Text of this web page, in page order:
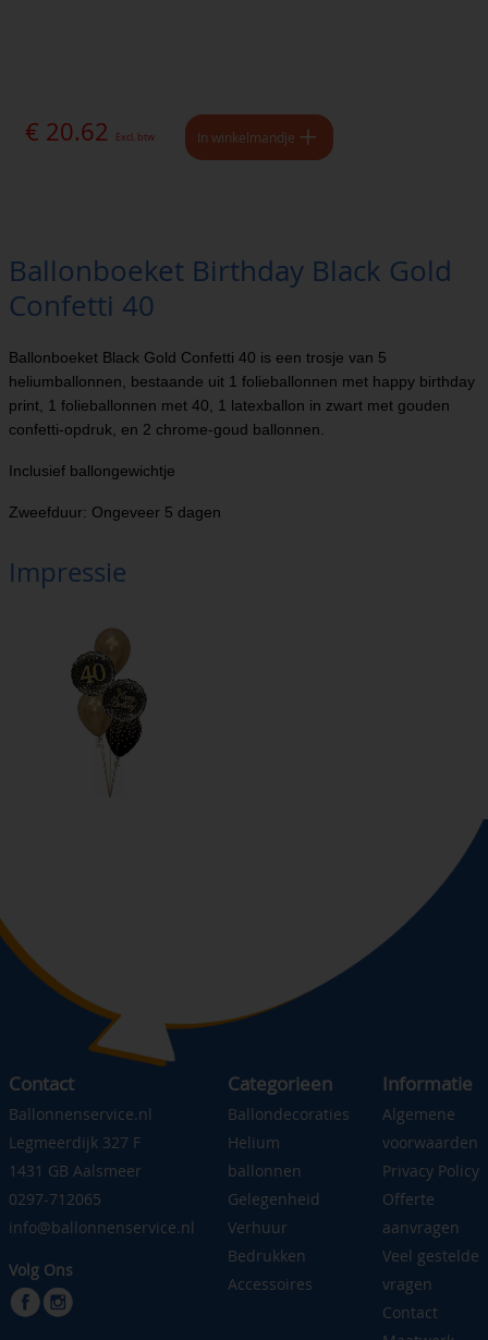
€ 20.62 Excl. btw In winkelmandje
Ballonboeket Birthday Black Gold
Confetti 40
Ballonboeket Black Gold Confetti 40 is een trosje van 5
heliumballonnen, bestaande uit 1 folieballonnen met happy birthday
print, 1 folieballonnen met 40, 1 latexballon in zwart met gouden
confetti-opdruk, en 2 chrome-goud ballonnen.
Inclusief ballongewichtje
Zweefduur: Ongeveer 5 dagen
Impressie
Contact
Ballonnenservice.nl
Legmeerdijk 327 F
1431 GB Aalsmeer
0297-712065
info@ballonnenservice.nl
Volg Ons
Categorieen
Ballondecoraties
Helium
ballonnen
Gelegenheid
Verhuur
Bedrukken
Accessoires
Informatie
Algemene
voorwaarden
Privacy Policy
Offerte
aanvragen
Veel gestelde
vragen
Contact